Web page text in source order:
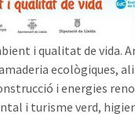
i qualitat de vida.
ecològiques,
i energies
i turisme verd,